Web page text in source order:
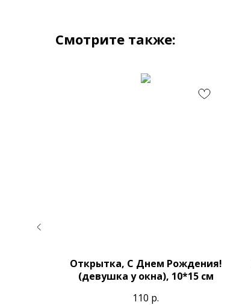
Смотрите также:
Открытка, С Днем Рождения!
(девушка у окна), 10*15 см
110 р.